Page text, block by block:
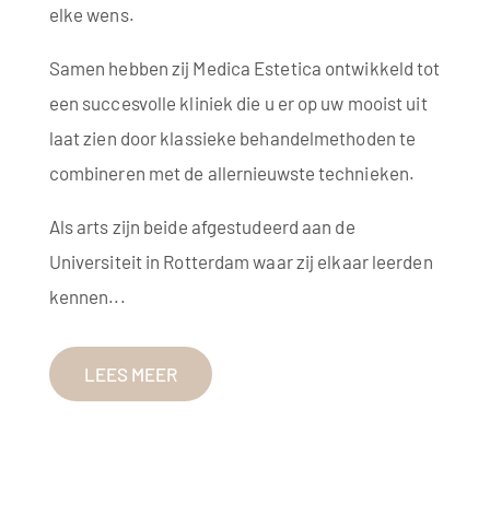
elke wens.
Samen hebben zij Medica Estetica ontwikkeld tot
een succesvolle kliniek die u er op uw mooist uit
laat zien door klassieke behandelmethoden te
combineren met de allernieuwste technieken.
Als arts zijn beide afgestudeerd aan de
Universiteit in Rotterdam waar zij elkaar leerden
kennen...
LEES MEER